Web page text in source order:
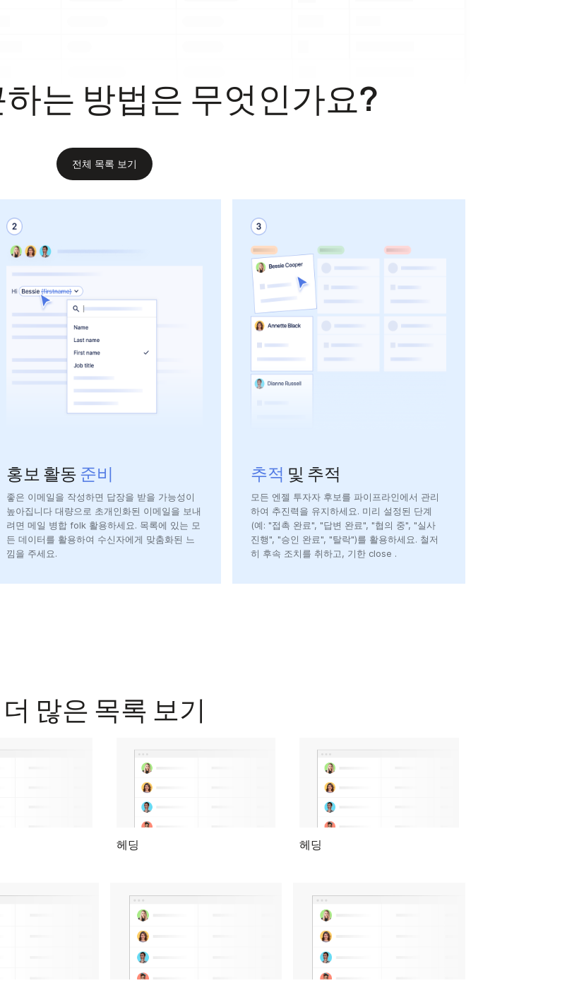
는 방법은 무엇인가요?
전체 목록 보기
홍보 활동 준비
좋은 이메일을 작성하면 답장을 받을 가능성이
높아집니다 대량으로 초개인화된 이메일을 보내
려면 메일 병합 folk 활용하세요. 목록에 있는 모
든 데이터를 활용하여 수신자에게 맞춤화된 느
낌을 주세요.
추적 및 추적
모든 엔젤 투자자 후보를 파이프라인에서 관리
하여 추진력을 유지하세요. 미리 설정된 단계
(예: "접촉 완료", "답변 완료", "협의 중", "실사
진행", "승인 완료", "탈락")를 활용하세요. 철저
히 후속 조치를 취하고, 기한 close .
더 많은 목록 보기
헤딩 헤딩